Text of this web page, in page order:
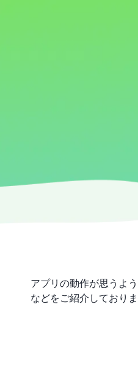
アプリの動作が思うよ
などをご紹介しており